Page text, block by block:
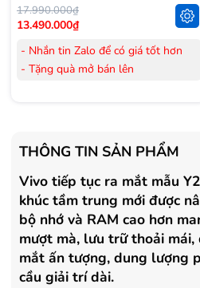
17.990.000₫
13.490.000₫
- Nhắn tin Zalo để có giá tốt hơn
- Tặng quà mở bán lên
- Tặng Voucher trị giá 150.000đ
mua Máy lọc Không khí
- Cam kết hàng mới 100%.
- Lắp đặt, HDSD tại nhà nội thành
Hà Nội, Hồ Chí Minh
- Vận chuyển Toàn Quốc.
- Bảo hành 24 tháng chính hãng
THÔNG TIN SẢN PHẨM
Vivo tiếp tục ra mắt mẫu
khúc tầm trung mới được
bộ nhớ và RAM cao hơn
mượt mà, lưu trữ thoải mái,
mắt ấn tượng, dung lượng
cầu giải trí dài.